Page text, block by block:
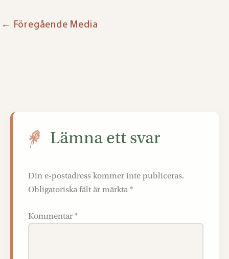
← Föregående Media
Lämna ett svar
Din e-postadress kommer inte publiceras.
Obligatoriska fält är märkta *
Kommentar *